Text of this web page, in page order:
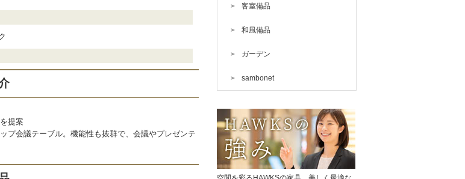
提案
プ会議テーブル。機能性も抜群で、会議やプレゼンテ
客室備品
和風備品
ガーデン
sambonet